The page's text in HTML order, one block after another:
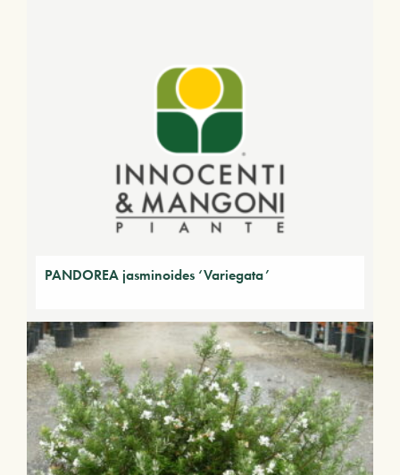
PANDOREA jasminoides ‘Variegata’